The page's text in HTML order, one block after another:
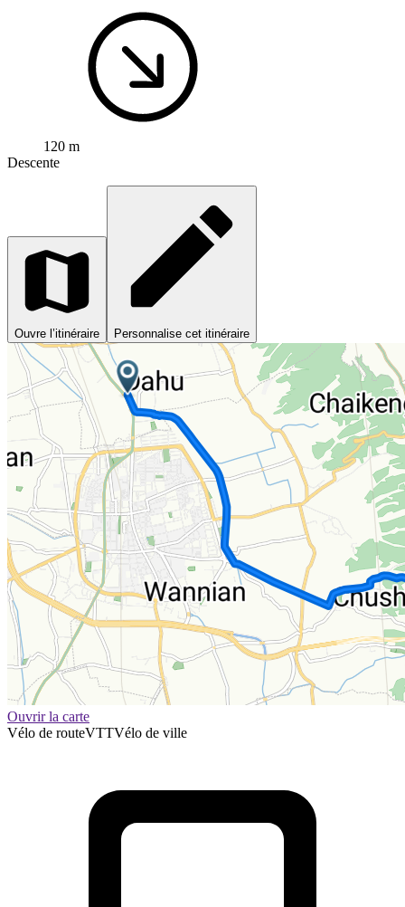
120 m
Descente
Ouvre l’itinéraire Personnalise cet itinéraire
Ouvrir la carte
Vélo de routeVTTVélo de ville